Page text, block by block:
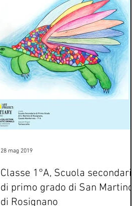
Classe 1°A, Scuola secondaria
di primo grado di San Martino
di Rosignano
28 mag 2019